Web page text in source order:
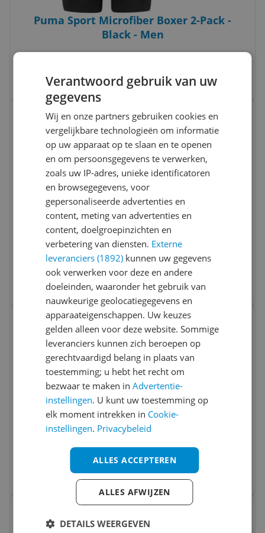
Puma Sport Microfiber Boxer 2-Pack -
Black - Men
Ga naar goedkoopste
Vergelijken Laagste prijs ooit
Puma Boxershorts Jongens - Set van 6 -
Maat 134/140
€ 44,90 -17%
Bekijk meer informatie
Bekijk product
Vergelijken
PUMA SWIM MEN LOGO SWIM TRUNK 1P
v.a. € 21,99
4 prijzen
Ga naar goedkoopste
Bekijk product
Verantwoord gebruik van uw
gegevens
Wij en onze partners gebruiken cookies en
vergelijkbare technologieën om informatie
op uw apparaat op te slaan en te openen
en om persoonsgegevens te verwerken,
zoals uw IP-adres, unieke identificatoren
en browsegegevens, voor
gepersonaliseerde advertenties en
content, meting van advertenties en
content, doelgroepinzichten en
verbetering van diensten. Externe
leveranciers (1892) kunnen uw gegevens
ook verwerken voor deze en andere
doeleinden, waaronder het gebruik van
nauwkeurige geolocatiegegevens en
apparaateigenschappen. Uw keuzes
gelden alleen voor deze website. Sommige
leveranciers kunnen zich beroepen op
gerechtvaardigd belang in plaats van
toestemming; u hebt het recht om
bezwaar te maken inAdvertentie-
instellingen. U kunt uw toestemming op
elk moment intrekken in Cookie-
instellingen. Privacybeleid
ALLES ACCEPTEREN
ALLES AFWIJZEN
DETAILS WEERGEVEN